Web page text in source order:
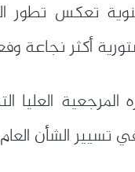
تعكس تطور
أكثر نجاعة
المرجعية
تسيير الشأن